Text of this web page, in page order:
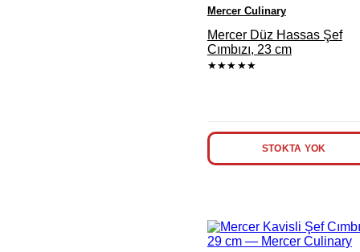
Mercer Culinary
Mercer Düz Hassas Şef
Cımbızı, 23 cm
★★★★★
STOKTA YOK